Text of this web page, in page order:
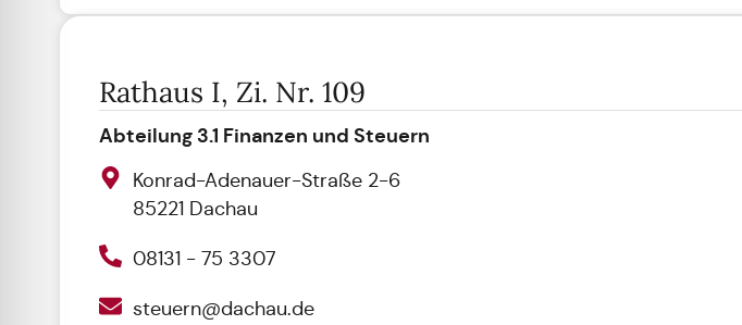
Rathaus I, Zi. Nr. 109
Abteilung 3.1 Finanzen und Steuern
Konrad-Adenauer-Straße 2-6
85221 Dachau
08131 - 75 3307
steuern@dachau.de